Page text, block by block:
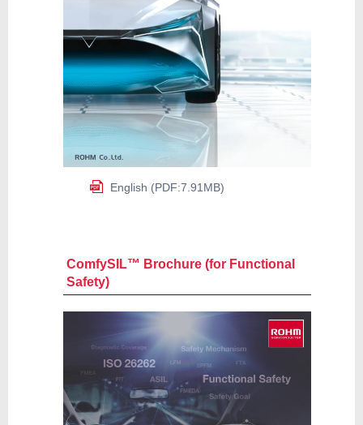
English (PDF:7.91MB)
ComfySIL™ Brochure (for Functional
Safety)